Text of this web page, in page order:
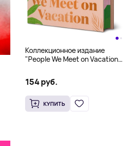
Коллекционное издание
"People We Meet on Vacation"
Hardcover
154 руб.
КУПИТЬ